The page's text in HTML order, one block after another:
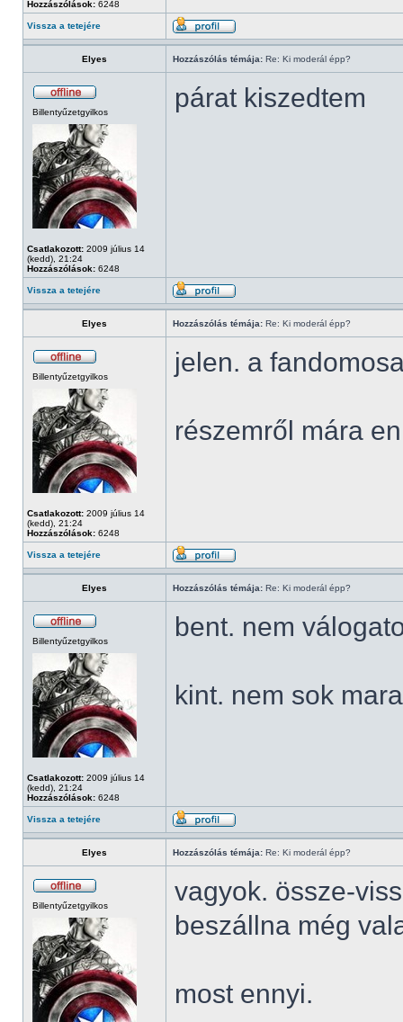
Hozzászólások: 6248
Vissza a tetejére
Elyes Hozzászólás témája: Re: Ki moderál épp?
Billentyűzetgyilkos
Csatlakozott: 2009 július 14
(kedd), 21:24
Hozzászólások: 6248
párat kiszedtem
Vissza a tetejére
Elyes Hozzászólás témája: Re: Ki moderál épp?
Billentyűzetgyilkos
Csatlakozott: 2009 július 14
(kedd), 21:24
Hozzászólások: 6248
jelen. a
részemről mára
Vissza a tetejére
Elyes Hozzászólás témája: Re: Ki moderál épp?
Billentyűzetgyilkos
Csatlakozott: 2009 július 14
(kedd), 21:24
Hozzászólások: 6248
bent. nem
kint. nem sok
Vissza a tetejére
Elyes Hozzászólás témája: Re: Ki moderál épp?
Billentyűzetgyilkos
vagyok. össze-
beszállna még
most ennyi.